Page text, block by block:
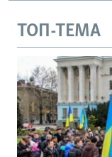
ТОП-ТЕМА